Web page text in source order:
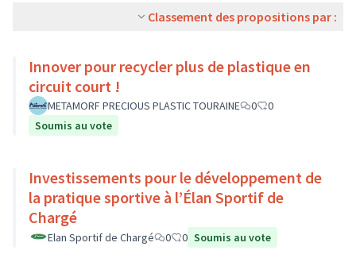
Classement des propositions par :
Innover pour recycler plus de plastique en
circuit court !
METAMORF PRECIOUS PLASTIC TOURAINE 0
0
Soumis au vote
Investissements pour le développement de
la pratique sportive à l’Élan Sportif de
Chargé
Elan Sportif de Chargé 0 0 Soumis au vote